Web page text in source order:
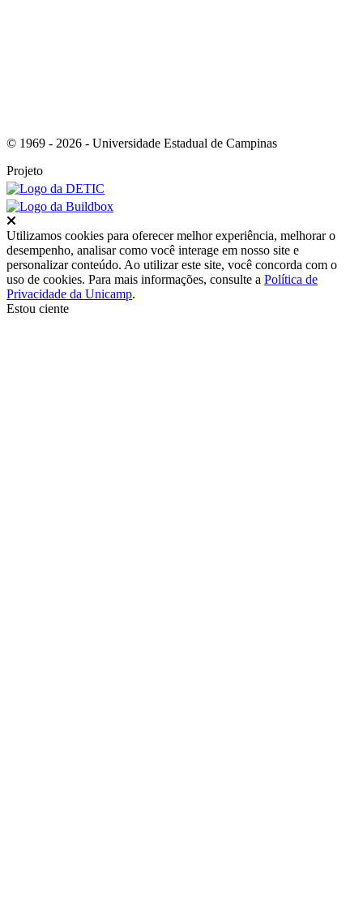
© 1969 - 2026 - Universidade Estadual de Campinas
Projeto
Utilizamos cookies para oferecer melhor experiência, melhorar o
desempenho, analisar como você interage em nosso site e
personalizar conteúdo. Ao utilizar este site, você concorda com o
uso de cookies. Para mais informações, consulte a Política de
Privacidade da Unicamp.
Estou ciente